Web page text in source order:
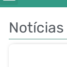
Notícias